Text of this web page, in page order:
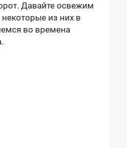
Давайте освежим
из них в
во времена